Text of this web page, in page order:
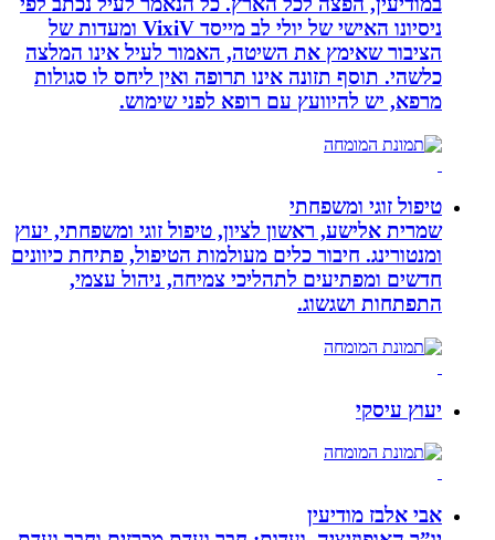
ניסיונו האישי של יולי לב מייסד VixiV ומעדות של
הציבור שאימץ את השיטה, האמור לעיל אינו המלצה
כלשהי. תוסף תזונה אינו תרופה ואין ליחס לו סגולות
מרפא, יש להיוועץ עם רופא לפני שימוש.
טיפול זוגי ומשפחתי
שמרית אלישע, ראשון לציון, טיפול זוגי ומשפחתי, יעוץ
ומנטורינג. חיבור כלים מעולמות הטיפול, פתיחת כיוונים
חדשים ומפתיעים לתהליכי צמיחה, ניהול עצמי,
התפתחות ושגשוג.
יעוץ עיסקי
אבי אלבז מודיעין